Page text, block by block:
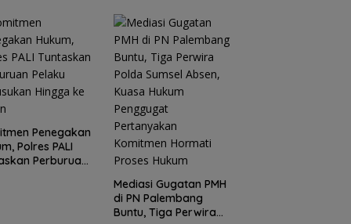
Penegakan
Polres PALI
Perburuan
Mediasi Gugatan PMH
di PN Palembang
Buntu, Tiga Perwira